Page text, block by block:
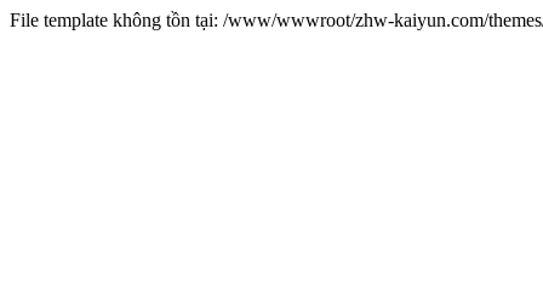
File template không tồn tại: /www/wwwroot/zhw-kaiyun.com/